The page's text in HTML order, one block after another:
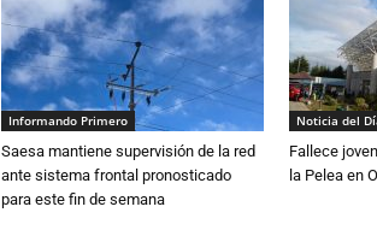
Informando Primero
Saesa mantiene supervisión de la red
ante sistema frontal pronosticado
para este fin de semana
Noticia del
Fallece
la Pelea en